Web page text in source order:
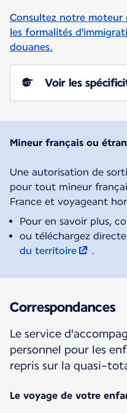
Consultez notre
les formalités
douanes.
Voir les
Mineur français ou
Une autorisation de
pour tout mineur
Pour en savoir plus,
ou téléchargez
du territoire
.
Correspondances
Le service
personnel pour les
repris sur la quasi-
Le voyage de votre